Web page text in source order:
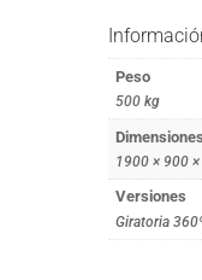
Peso
500 kg
Dimensiones
1900 × 900
Versiones
Giratoria